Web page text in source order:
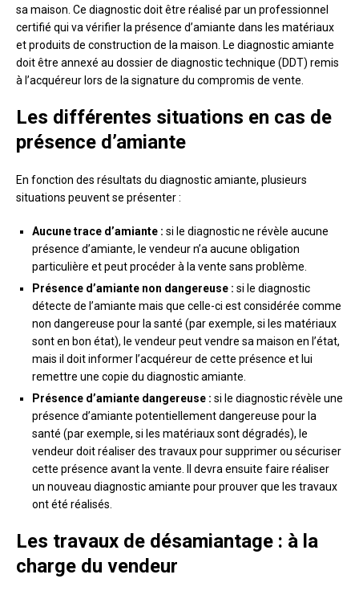
sa maison. Ce diagnostic doit être réalisé par un professionnel
certifié qui va vérifier la présence d’amiante dans les matériaux
et produits de construction de la maison. Le diagnostic amiante
doit être annexé au dossier de diagnostic technique (DDT) remis
à l’acquéreur lors de la signature du compromis de vente.
Les différentes situations en cas de
présence d’amiante
En fonction des résultats du diagnostic amiante, plusieurs
situations peuvent se présenter :
Aucune trace d’amiante : si le diagnostic ne révèle aucune
présence d’amiante, le vendeur n’a aucune obligation
particulière et peut procéder à la vente sans problème.
Présence d’amiante non dangereuse : si le diagnostic
détecte de l’amiante mais que celle-ci est considérée comme
non dangereuse pour la santé (par exemple, si les matériaux
sont en bon état), le vendeur peut vendre sa maison en l’état,
mais il doit informer l’acquéreur de cette présence et lui
remettre une copie du diagnostic amiante.
Présence d’amiante dangereuse : si le diagnostic révèle une
présence d’amiante potentiellement dangereuse pour la
santé (par exemple, si les matériaux sont dégradés), le
vendeur doit réaliser des travaux pour supprimer ou sécuriser
cette présence avant la vente. Il devra ensuite faire réaliser
un nouveau diagnostic amiante pour prouver que les travaux
ont été réalisés.
Les travaux de désamiantage : à la
charge du vendeur